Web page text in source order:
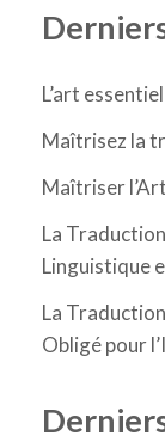
L’art
Maîtrisez la
Maîtriser
La
Linguistique
La
Obligé pour